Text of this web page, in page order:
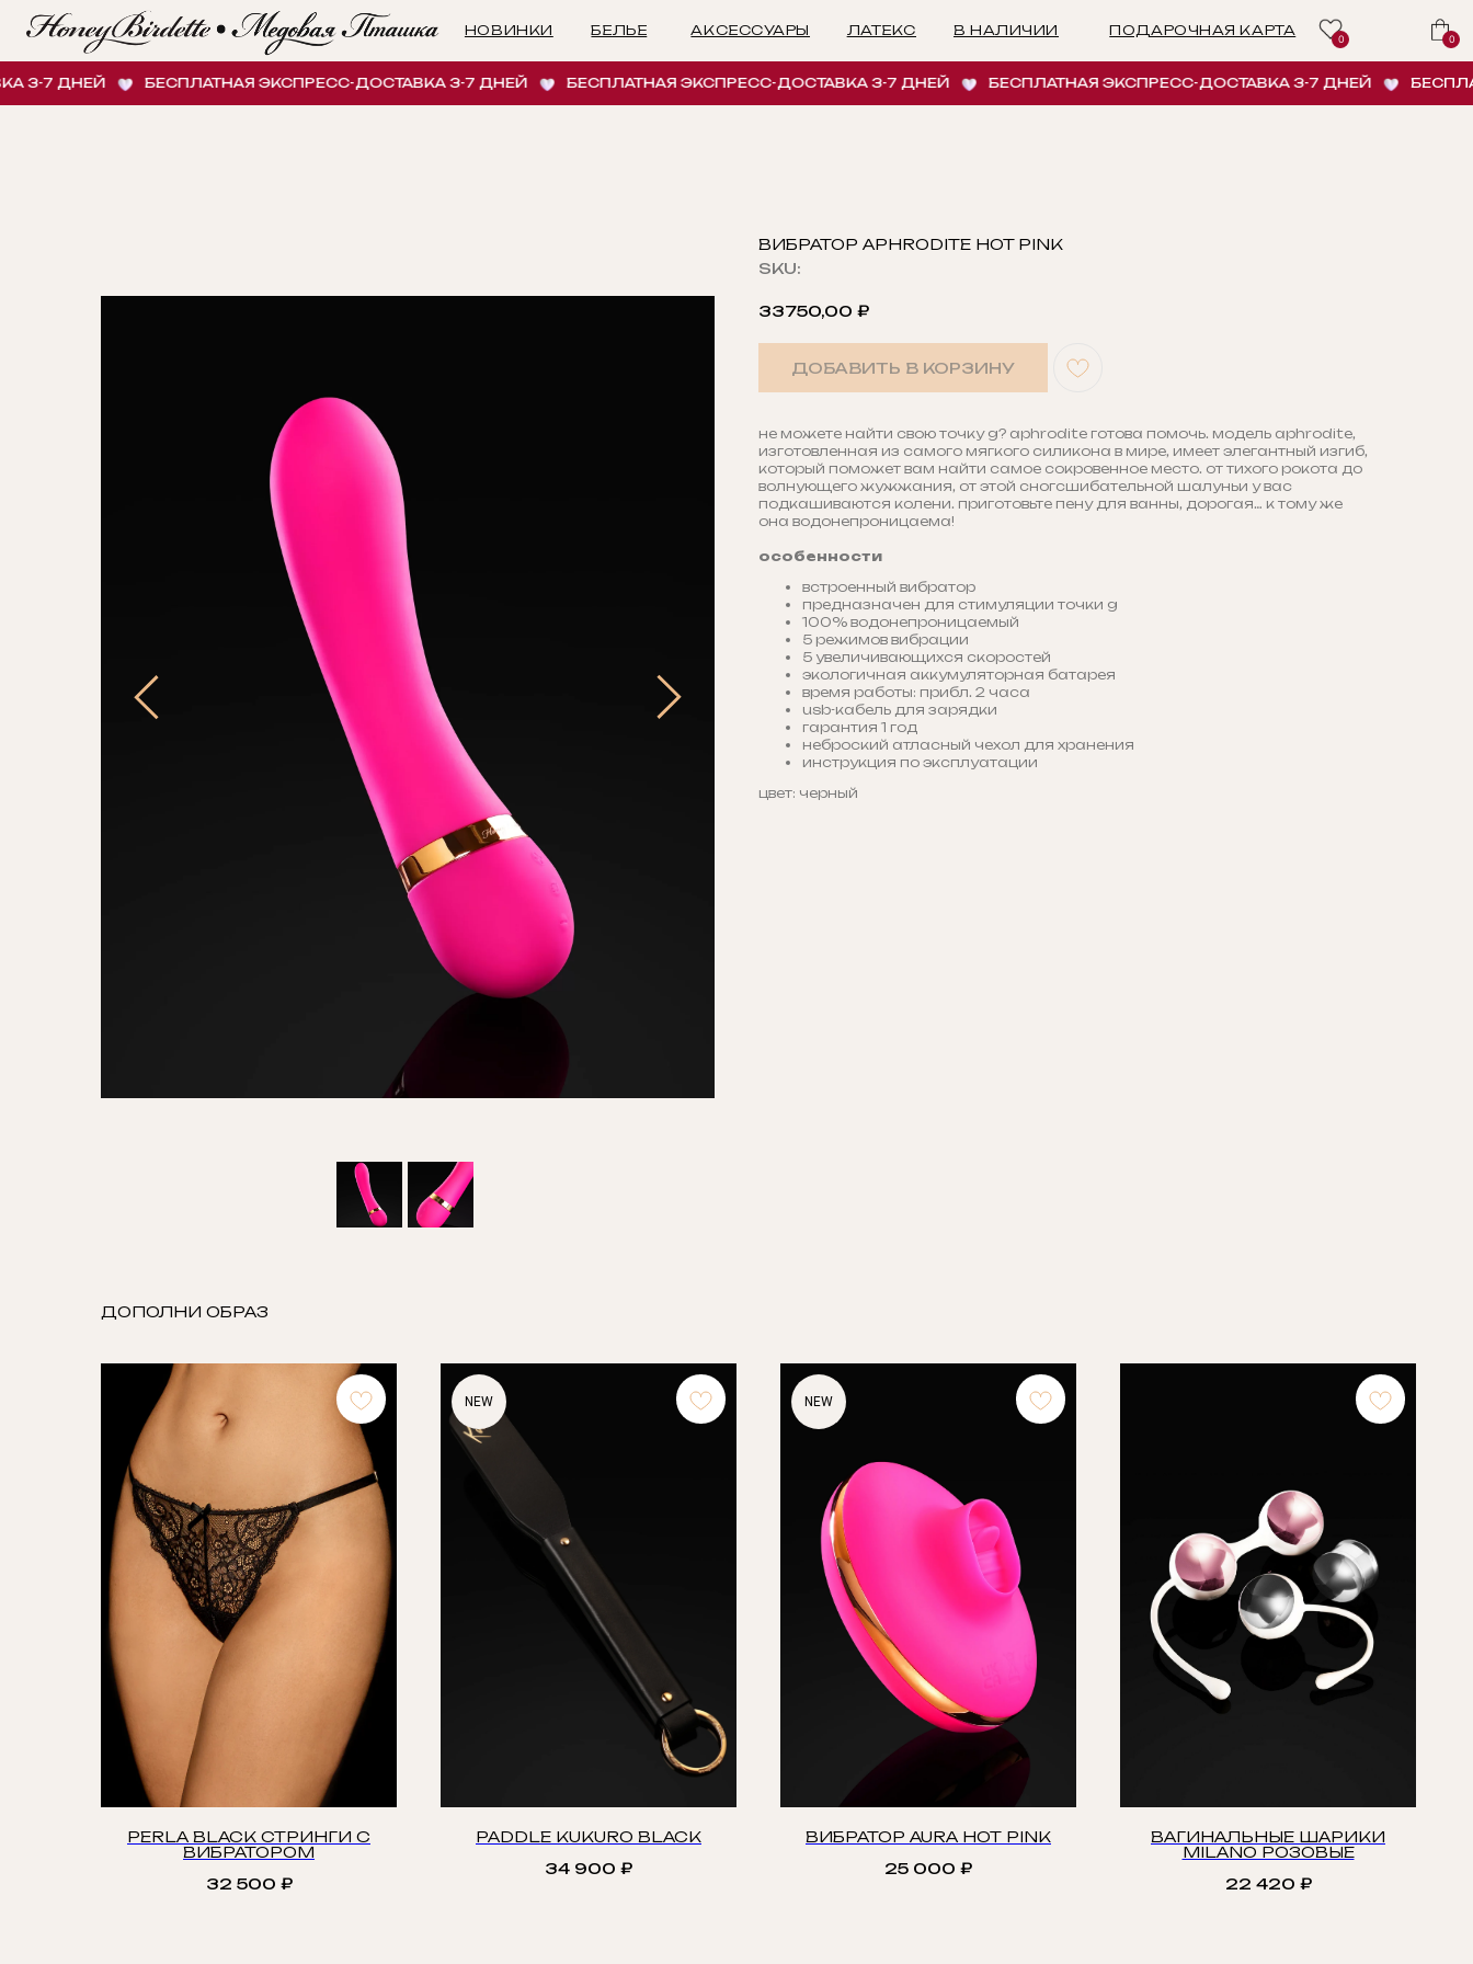
ЛАТЕКС
БЕЛЬЕ ПОДАРОЧНАЯ КАРТА
В НАЛИЧИИ
АКСЕССУАРЫ
НОВИНКИ
0 0
ДНЕЙ БЕСПЛАТНАЯ ЭКСПРЕСС-ДОСТАВКА 3-7 ДНЕЙ БЕСПЛАТНАЯ ЭКСПРЕСС-ДОСТАВКА 3-7 ДНЕЙ БЕСПЛАТНАЯ ЭКСПРЕСС-ДОСТАВКА 3-7 ДНЕЙ
ВИБРАТОР APHRODITE HOT PINK
SKU:
33750,00 ₽
ДОБАВИТЬ В КОРЗИНУ
не можете найти свою точку g? aphrodite готова помочь. модель aphrodite,
изготовленная из самого мягкого силикона в мире, имеет элегантный изгиб,
который поможет вам найти самое сокровенное место. от тихого рокота до
волнующего жужжания, от этой сногсшибательной шалуньи у вас
подкашиваются колени. приготовьте пену для ванны, дорогая… к тому же
она водонепроницаема!
особенности
встроенный вибратор
предназначен для стимуляции точки g
100% водонепроницаемый
5 режимов вибрации
5 увеличивающихся скоростей
экологичная аккумуляторная батарея
время работы: прибл. 2 часа
usb-кабель для зарядки
гарантия 1 год
неброский атласный чехол для хранения
инструкция по эксплуатации
цвет: черный
ДОПОЛНИ ОБРАЗ
PERLA BLACK СТРИНГИ С
ВИБРАТОРОМ
32 500 ₽
NEW
PADDLE KUKURO BLACK
34 900 ₽
NEW
ВИБРАТОР AURA HOT PINK
25 000 ₽
ВАГИНАЛЬНЫЕ ШАРИКИ
MILANO РОЗОВЫЕ
22 420 ₽